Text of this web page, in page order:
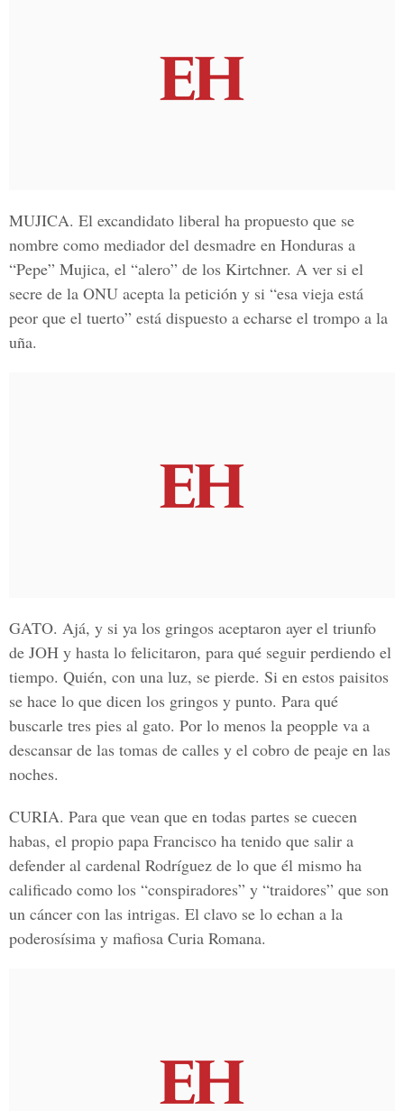
MUJICA. El excandidato liberal ha propuesto que se
nombre como mediador del desmadre en Honduras a
“Pepe” Mujica, el “alero” de los Kirtchner. A ver si el
secre de la ONU acepta la petición y si “esa vieja está
peor que el tuerto” está dispuesto a echarse el trompo a la
uña.
GATO. Ajá, y si ya los gringos aceptaron ayer el triunfo
de JOH y hasta lo felicitaron, para qué seguir perdiendo el
tiempo. Quién, con una luz, se pierde. Si en estos paisitos
se hace lo que dicen los gringos y punto. Para qué
buscarle tres pies al gato. Por lo menos la peopple va a
descansar de las tomas de calles y el cobro de peaje en las
noches.
CURIA. Para que vean que en todas partes se cuecen
habas, el propio papa Francisco ha tenido que salir a
defender al cardenal Rodríguez de lo que él mismo ha
calificado como los “conspiradores” y “traidores” que son
un cáncer con las intrigas. El clavo se lo echan a la
poderosísima y mafiosa Curia Romana.